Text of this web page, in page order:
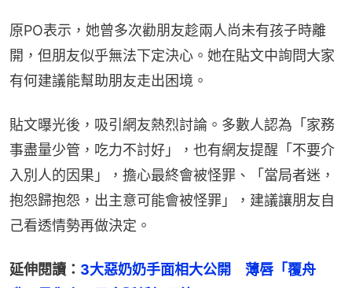
原PO表示，她曾多次勸朋友趁兩人尚未有孩子時離
開，但朋友似乎無法下定決心。她在貼文中詢問大家
有何建議能幫助朋友走出困境。
貼文曝光後，吸引網友熱烈討論。多數人認為「家務
事盡量少管，吃力不討好」，也有網友提醒「不要介
入別人的因果」，擔心最終會被怪罪、「當局者迷，
抱怨歸抱怨，出主意可能會被怪罪」，建議讓朋友自
己看透情勢再做決定。
延伸閱讀： 3大惡奶奶手面相大公開　薄唇「覆舟